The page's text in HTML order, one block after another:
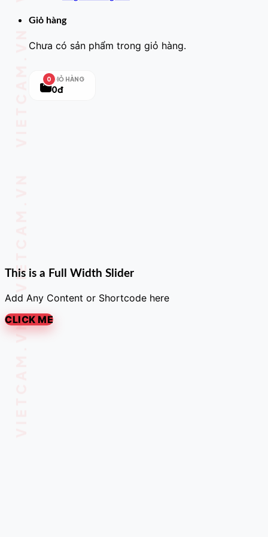
Giỏ hàng
Chưa có sản phẩm trong giỏ hàng.
0 GIỎ HÀNG
0đ
This is a Full Width Slider
Add Any Content or Shortcode here
CLICK ME